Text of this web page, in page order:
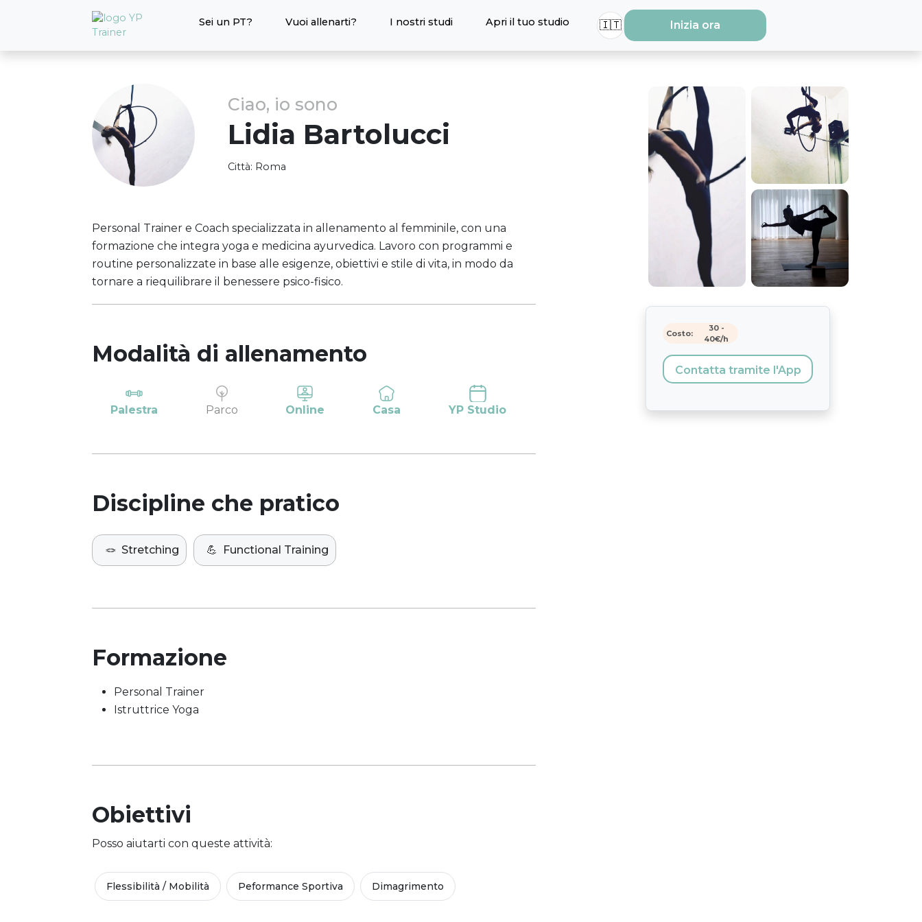
Sei un PT? Vuoi allenarti? I nostri studi Apri il tuo studio 🇮🇹 Inizia ora
Ciao, io sono
Lidia Bartolucci
Città: Roma
Personal Trainer e Coach specializzata in allenamento al femminile, con una
formazione che integra yoga e medicina ayurvedica. Lavoro con programmi e
routine personalizzate in base alle esigenze, obiettivi e stile di vita, in modo da
tornare a riequilibrare il benessere psico-fisico.
Modalità di allenamento
Palestra Parco Online Casa YP Studio
Discipline che pratico
🪢 Stretching 💪 Functional Training
Formazione
Personal Trainer
Istruttrice Yoga
Obiettivi
Posso aiutarti con queste attività:
Flessibilità / Mobilità Peformance Sportiva Dimagrimento
Costo:
30-
40€/h
Contatta tramite l'App